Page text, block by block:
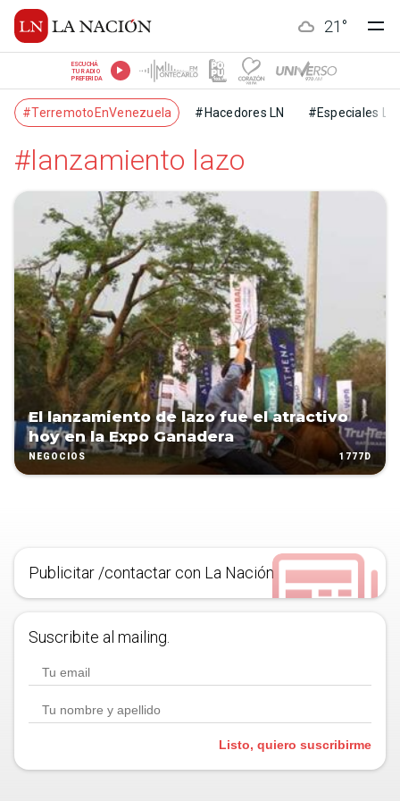
21 °
ESCUCHÁ
TU RADIO
PREFERIDA
#TerremotoEnVenezuela #Hacedores LN #Especiales LN
#lanzamiento lazo
El lanzamiento de lazo fue el atractivo
hoy en la Expo Ganadera
NEGOCIOS 1777D
Publicitar /contactar con La Nación
Suscribite al mailing.
Listo, quiero suscribirme